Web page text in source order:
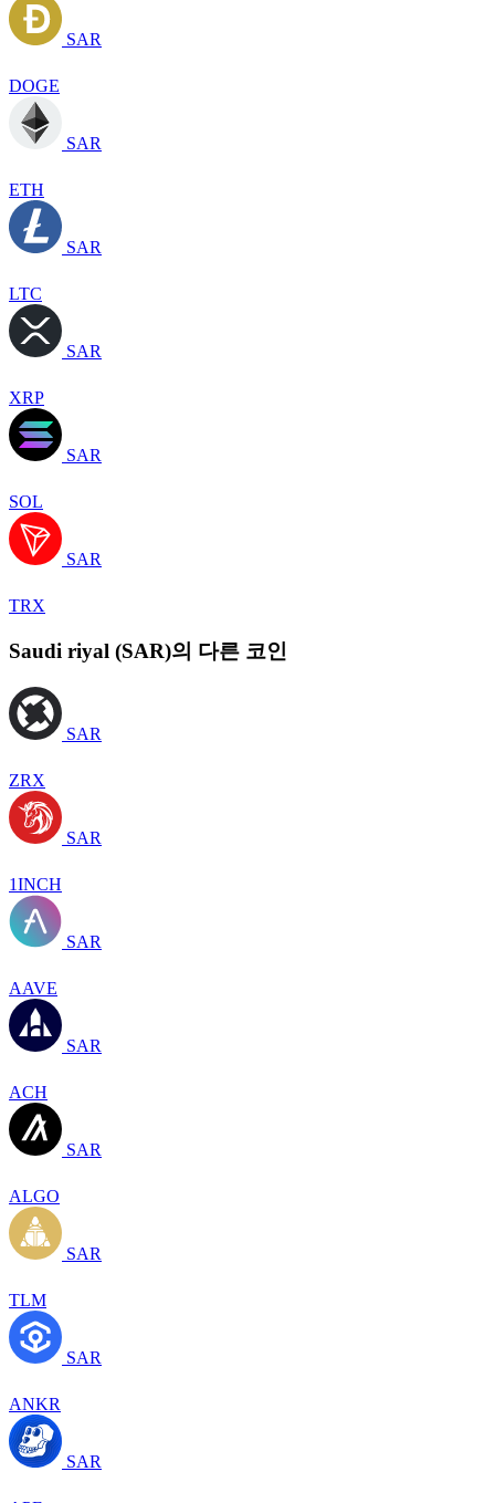
SAR
DOGE
SAR
ETH
SAR
LTC
SAR
XRP
SAR
SOL
SAR
TRX
Saudi riyal (SAR)의 다른 코인
SAR
ZRX
SAR
1INCH
SAR
AAVE
SAR
ACH
SAR
ALGO
SAR
TLM
SAR
ANKR
SAR